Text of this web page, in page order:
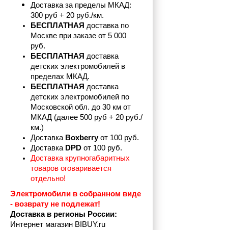
Доставка за пределы МКАД:
300 руб + 20 руб./км.
БЕСПЛАТНАЯ доставка по
Москве при заказе от 5 000
руб.
БЕСПЛАТНАЯ доставка
детских электромобилей в
пределах МКАД.
БЕСПЛАТНАЯ доставка
детских электромобилей по
Московской обл. до 30 км от
МКАД (далее 500 руб + 20 руб./
км.)
Доставка Boxberry от 100 руб.
Доставка DPD от 100 руб.
Доставка крупногабаритных
товаров оговаривается
отдельно!
Электромобили в собранном виде
- возврату не подлежат!
Доставка в регионы России:
Интернет магазин BIBUY.ru